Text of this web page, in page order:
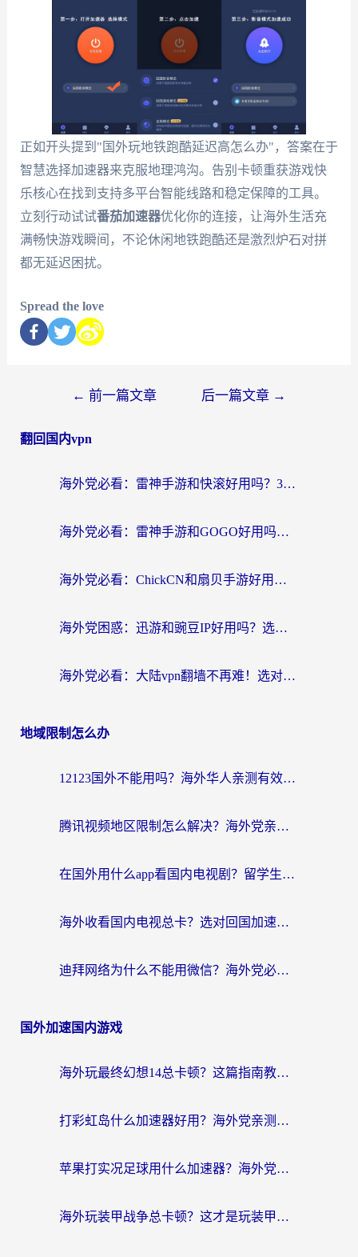
正如开头提到"国外玩地铁跑酷延迟高怎么办"，答案在于
智慧选择加速器来克服地理鸿沟。告别卡顿重获游戏快
乐核心在找到支持多平台智能线路和稳定保障的工具。
立刻行动试试番茄加速器优化你的连接，让海外生活充
满畅快游戏瞬间，不论休闲地铁跑酷还是激烈炉石对拼
都无延迟困扰。
Spread the love
← 前一篇文章 后一篇文章 →
翻回国内vpn
海外党必看：雷神手游和快滚好用吗？3步选对回国加速器无缝刷国内资源
海外党必看：雷神手游和GOGO好用吗？3步选对回国加速器，无缝刷剧玩原神
海外党必看：ChickCN和扇贝手游好用吗？3步选对回国加速器无缝刷国内资源
海外党困惑：迅游和豌豆IP好用吗？选对回国加速器，刷剧游戏再也不卡
海外党必看：大陆vpn翻墙不再难！选对加速器，无缝刷国内资源
地域限制怎么办
12123国外不能用吗？海外华人亲测有效的回国加速方案来了
腾讯视频地区限制怎么解决？海外党亲测有效的回国加速器选择指南
在国外用什么app看国内电视剧？留学生亲测有效的回国加速方案
海外收看国内电视总卡？选对回国加速器，让你流畅追《狂飙》《长相思》
迪拜网络为什么不能用微信？海外党必看的回国加速解决方案
国外加速国内游戏
海外玩最终幻想14总卡顿？这篇指南教你选对加速器（附非洲美国玩家实测）
打彩虹岛什么加速器好用？海外党亲测的国服游戏加速终极指南
苹果打实况足球用什么加速器？海外党亲测有效的国服游戏加速指南
海外玩装甲战争总卡顿？这才是玩装甲战争最好的加速器（附马来西亚玩重装上阵攻略）